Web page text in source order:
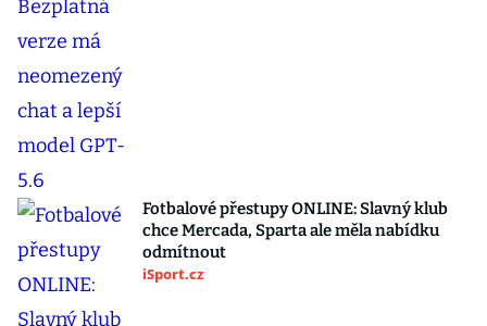
Fotbalové přestupy ONLINE: Slavný klub
chce Mercada, Sparta ale měla nabídku
odmítnout
iSport.cz